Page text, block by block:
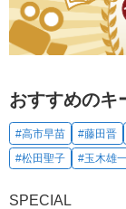
おすすめのキ
#高市早苗 #藤田晋
#松田聖子
#玉木雄
SPECIAL